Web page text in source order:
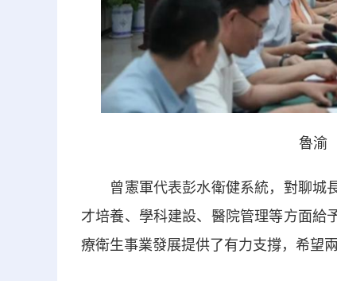
魯渝
曾憲軍代表彭水衛健系統，對聊城長
才培養、學科建設、醫院管理等方面給
療衛生事業發展提供了有力支撐，希望